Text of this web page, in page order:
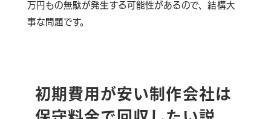
万円もの無駄が発生する可能性があるので、結構大
事な問題です。
初期費用が安い制作会社は